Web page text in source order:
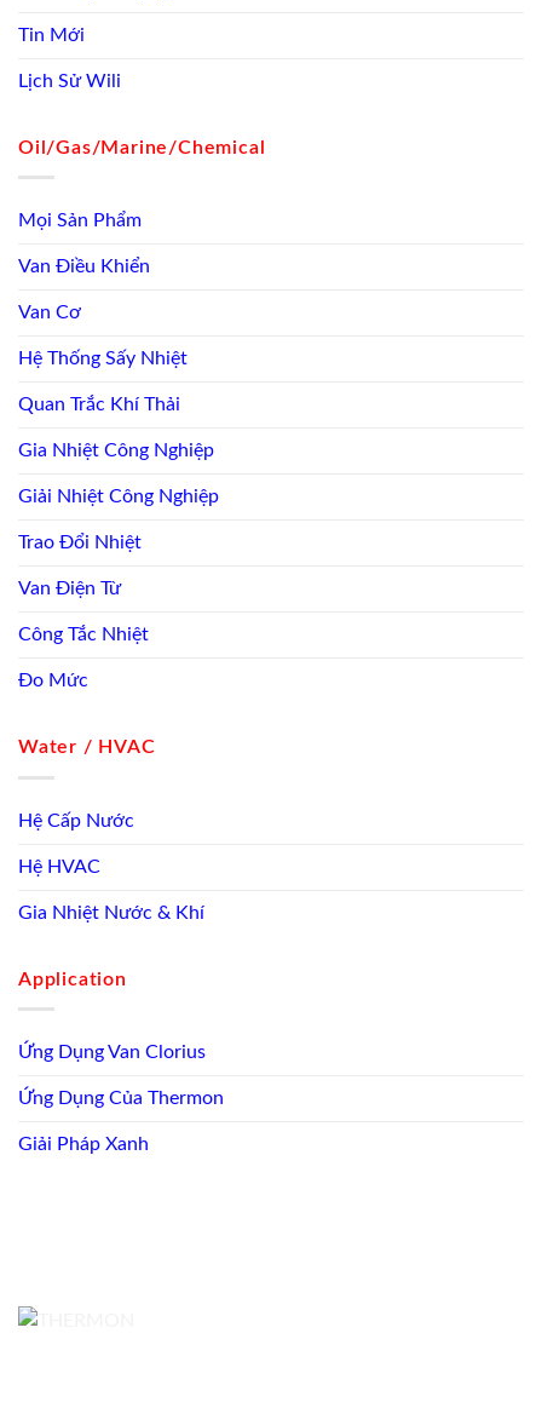
Tin Mới
Lịch Sử Wili
Oil/Gas/Marine/Chemical
Mọi Sản Phẩm
Van Điều Khiển
Van Cơ
Hệ Thống Sấy Nhiệt
Quan Trắc Khí Thải
Gia Nhiệt Công Nghiệp
Giải Nhiệt Công Nghiệp
Trao Đổi Nhiệt
Van Điện Từ
Công Tắc Nhiệt
Đo Mức
Water / HVAC
Hệ Cấp Nước
Hệ HVAC
Gia Nhiệt Nước & Khí
Application
Ứng Dụng Van Clorius
Ứng Dụng Của Thermon
Giải Pháp Xanh